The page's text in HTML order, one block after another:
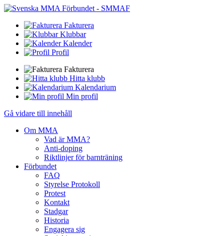
Fakturera
Klubbar
Kalender
Profil
Fakturera
Hitta klubb
Kalendarium
Min profil
Gå vidare till innehåll
Om MMA
Vad är MMA?
Anti-doping
Riktlinjer för barnträning
Förbundet
FAQ
Styrelse Protokoll
Protest
Kontakt
Stadgar
Historia
Engagera sig